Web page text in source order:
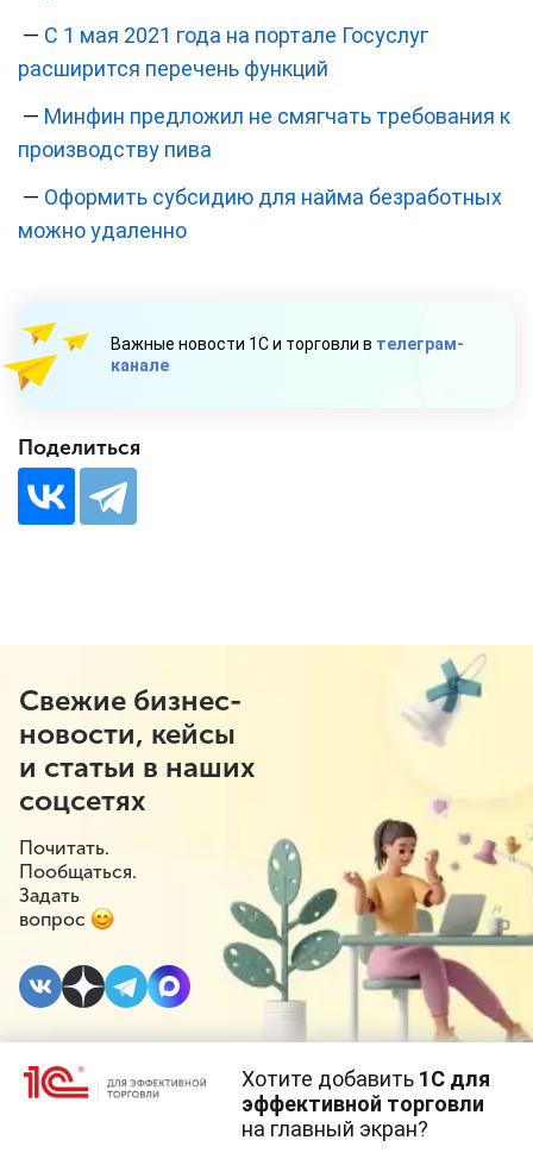
— С 1 мая 2021 года на портале Госуслуг
расширится перечень функций
— Минфин предложил не смягчать требования к
производству пива
— Оформить субсидию для найма безработных
можно удаленно
Важные новости 1С и торговли в телеграм-
канале
Поделиться
Свежие бизнес-
новости, кейсы
и статьи в наших
соцсетях
Почитать.
Пообщаться.
Задать
вопрос
31 МАРТА 2021 #⁣Госрегулирование
Оформить субсидию
cookie-файлы (файлы с данными о прошлых
Хотите добавить 1С для
эффективной торговли
на главный экран?